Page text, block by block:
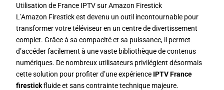
Utilisation de France IPTV sur Amazon Firestick
L’Amazon Firestick est devenu un outil incontournable pour
transformer votre téléviseur en un centre de divertissement
complet. Grâce à sa compacité et sa puissance, il permet
d’accéder facilement à une vaste bibliothèque de contenus
numériques. De nombreux utilisateurs privilégient désormais
cette solution pour profiter d’une expérience IPTV France
firestickfluide et sans contrainte technique majeure.